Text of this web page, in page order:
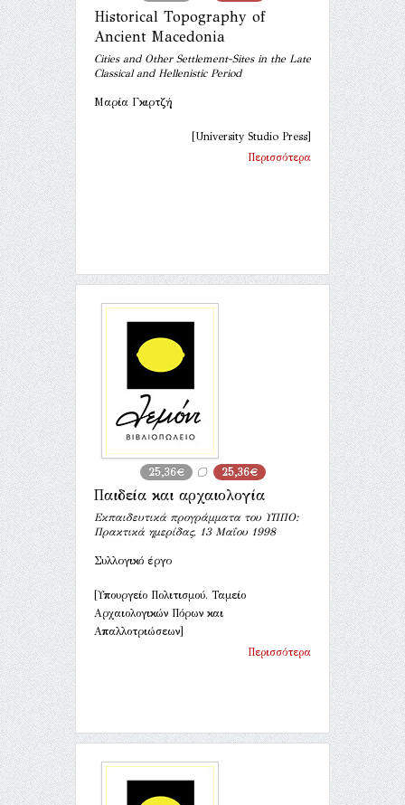
Historical Topography of
Ancient Macedonia
Cities and Other Settlement-Sites in the Late
Classical and Hellenistic Period
Μαρία Γκιρτζή
[University Studio Press]
Περισσότερα
25,36€ 25,36€
Παιδεία και αρχαιολογία
Εκπαιδευτικά προγράμματα του ΥΠΠΟ:
Πρακτικά ημερίδας, 13 Μαΐου 1998
Συλλογικό έργο
[Υπουργείο Πολιτισμού. Ταμείο
Αρχαιολογικών Πόρων και
Απαλλοτριώσεων]
Περισσότερα